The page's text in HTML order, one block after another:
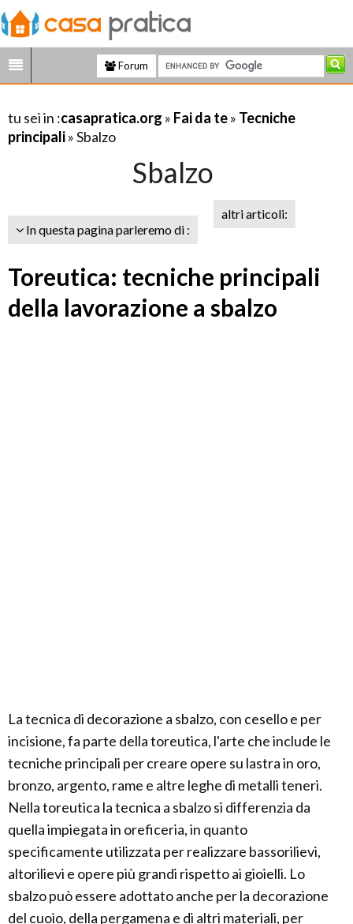
Forum
tu sei in :casapratica.org » Fai da te» Tecniche
principali» Sbalzo
Sbalzo
In questa pagina parleremo di :
altri articoli:
Toreutica: tecniche principali
della lavorazione a sbalzo
La tecnica di decorazione a sbalzo, con cesello e per
incisione, fa parte della toreutica, l'arte che include le
tecniche principali per creare opere su lastra in oro,
bronzo, argento, rame e altre leghe di metalli teneri.
Nella toreutica la tecnica a sbalzo si differenzia da
quella impiegata in oreficeria, in quanto
specificamente utilizzata per realizzare bassorilievi,
altorilievi e opere più grandi rispetto ai gioielli. Lo
sbalzo può essere adottato anche per la decorazione
del cuoio, della pergamena e di altri materiali, per